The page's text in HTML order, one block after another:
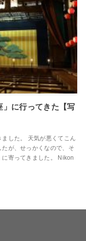
」に行ってきた【写
した。 天気が悪くてこん
が、せっかくなので、そ
寄ってきました。 Nikon